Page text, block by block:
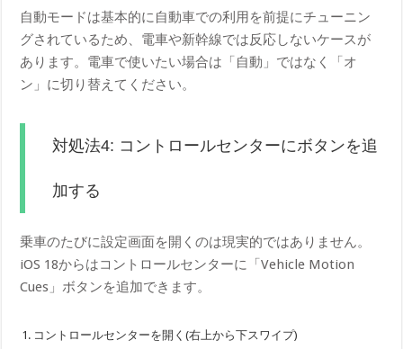
自動モードは基本的に自動車での利用を前提にチューニン
グされているため、電車や新幹線では反応しないケースが
あります。電車で使いたい場合は「自動」ではなく「オ
ン」に切り替えてください。
対処法4: コントロールセンターにボタンを追
加する
乗車のたびに設定画面を開くのは現実的ではありません。
iOS 18からはコントロールセンターに「Vehicle Motion
Cues」ボタンを追加できます。
コントロールセンターを開く(右上から下スワイプ)